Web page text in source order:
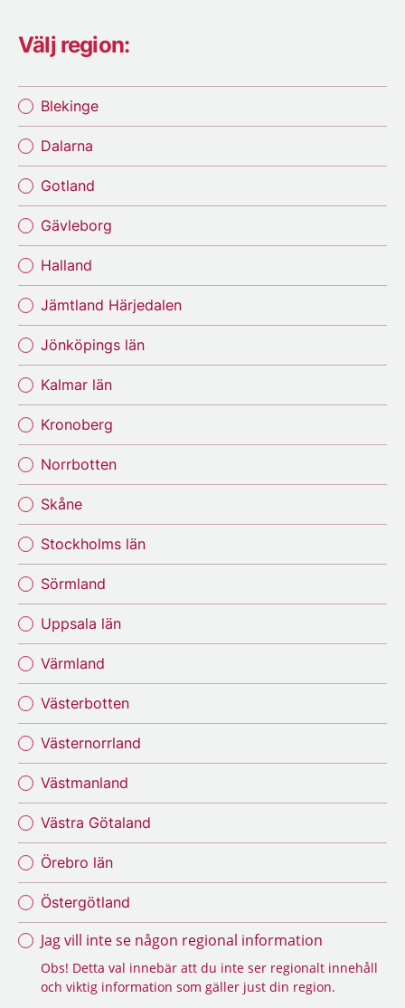
Välj region:
Blekinge
Dalarna
Gotland
Gävleborg
Halland
Jämtland Härjedalen
Jönköpings län
Kalmar län
Kronoberg
Norrbotten
Skåne
Stockholms län
Sörmland
Uppsala län
Värmland
Västerbotten
Västernorrland
Västmanland
Västra Götaland
Örebro län
Östergötland
Jag vill inte se någon regional information
Obs! Detta val innebär att du inte ser regionalt innehåll
och viktig information som gäller just din region.